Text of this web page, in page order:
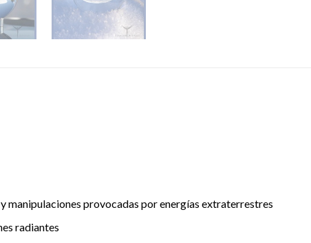
manipulaciones provocadas por energías extraterrestres
radiantes